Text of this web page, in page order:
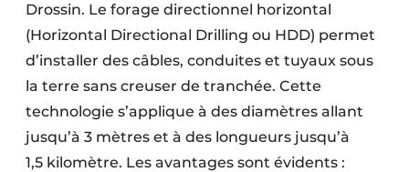
Drossin. Le forage directionnel horizontal
(Horizontal Directional Drilling ou HDD) permet
d’installer des câbles, conduites et tuyaux sous
la terre sans creuser de tranchée. Cette
technologie s’applique à des diamètres allant
jusqu’à 3 mètres et à des longueurs jusqu’à
1,5 kilomètre. Les avantages sont évidents :